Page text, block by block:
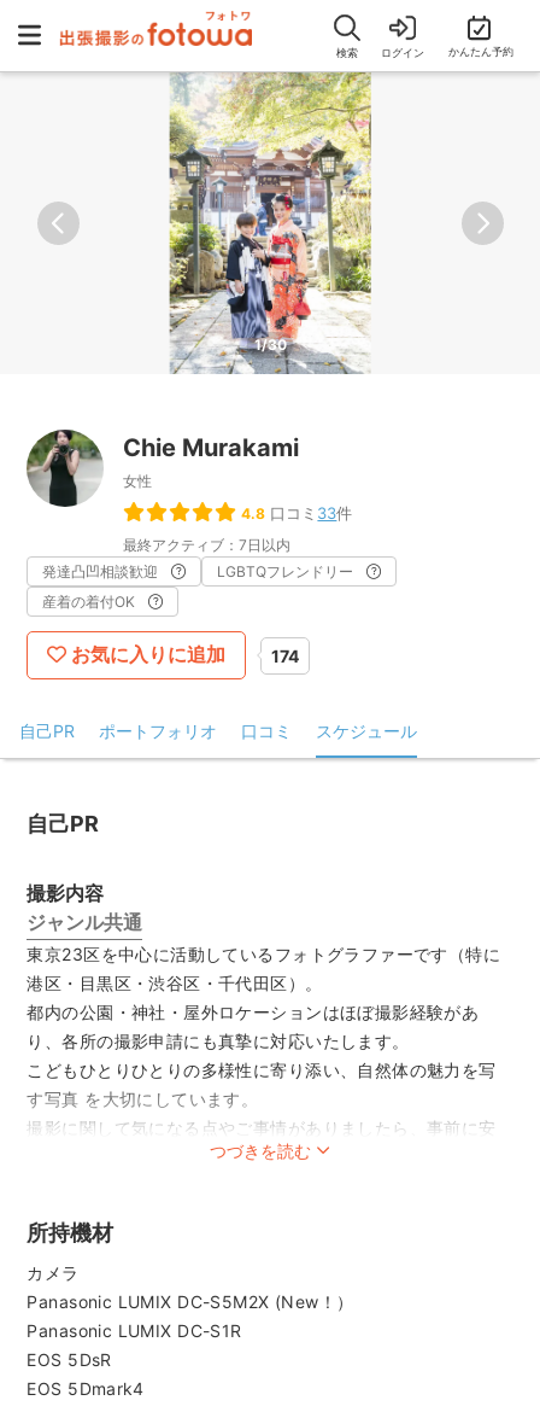
検索 ログイン かんたん予約
1/30
Chie Murakami
女性
4.8 口コミ 33件
最終アクティブ：7日以内
発達凸凹相談歓迎
LGBTQフレンドリー
産着の着付OK
お気に入りに追加 174
自己PR ポートフォリオ 口コミ スケジュール
自己PR
撮影内容
ジャンル共通
東京23区を中心に活動しているフォトグラファーです（特に
港区・目黒区・渋谷区・千代田区）。
都内の公園・神社・屋外ロケーションはほぼ撮影経験があ
り、各所の撮影申請にも真摯に対応いたします。
こどもひとりひとりの多様性に寄り添い、自然体の魅力を写
す写真 を大切にしています。
撮影に関して気になる点やご事情がありましたら、事前に安
心してご相談ください。
愛知淑徳大学大学院・異文化コミュニケーション学科を中退
後、
東京で米国系IT企業に勤務。その後プロカメラマンとして活動
し 15年以上 になります。
テクノロジーや新しい産業への興味が強く、常に最新のカメ
ラ機材・現像環境を導入。
写真だけでなく ドキュメンタリー動画の撮影・編集・ディレ
つづきを読む
所持機材
カメラ
Panasonic LUMIX DC-S5M2X (New！）
Panasonic LUMIX DC-S1R
EOS 5DsR
EOS 5Dmark4